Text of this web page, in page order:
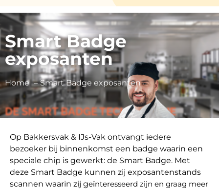
Smart Badge
exposanten
Home Smart Badge exposanten
DE SMART BADGE TECHNOLOGIE
Op Bakkersvak & IJs-Vak ontvangt iedere
bezoeker bij binnenkomst een badge waarin een
speciale chip is gewerkt: de Smart Badge. Met
deze Smart Badge kunnen zij exposantenstands
scannen waarin zij geïnteresseerd zijn en graag meer